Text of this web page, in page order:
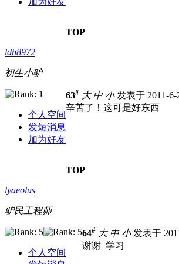
TOP
ldh8972
初生小驴
个人空间
发短消息
加为好友
63# 大 中 小发表于 2011-6-
辛苦了！这可是好东西
TOP
lyaeolus
驴民工程师
个人空间
64# 大 中 小发表于
谢谢 学习